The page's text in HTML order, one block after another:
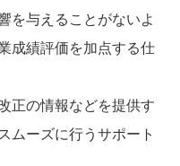
を与えることがないよ
成績評価を加点する仕
正の情報などを提供す
ムーズに行うサポート